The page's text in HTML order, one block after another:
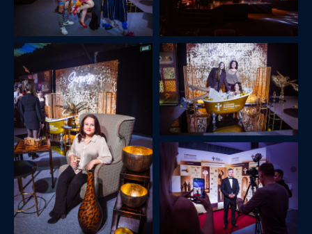
ПРЕМИЯ ДОВЕРИЕ
ПОТРЕБИТЕЛЯ 2025